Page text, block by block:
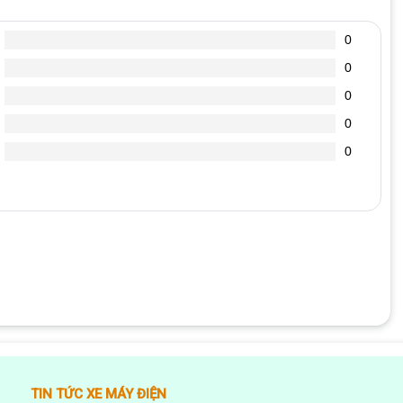
0
0
0
0
0
cơ điện xe Yamaha NVX”
TIN TỨC XE MÁY ĐIỆN